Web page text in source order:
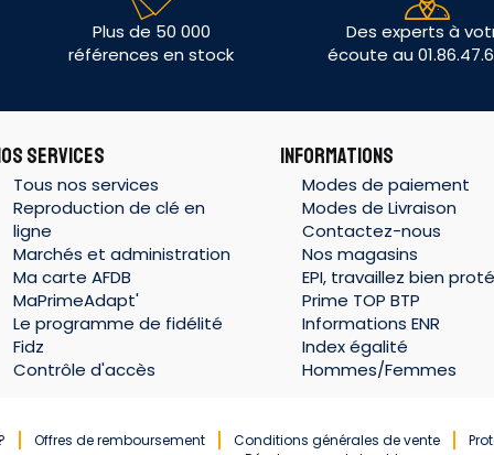
Plus de 50 000
références en stock
Des experts à
écoute au
SERVICES
Tous nos services
Reproduction de clé en
ligne
Marchés et administration
Ma carte AFDB
MaPrimeAdapt'
Le programme de fidélité
Fidz
Contrôle d'accès
INFORMATIONS
Modes de paiement
Modes de Livraison
Contactez-nous
Nos magasins
EPI, travaillez bien
Prime TOP BTP
Informations ENR
Index égalité
Hommes/Femmes
Offres de remboursement Conditions générales de vente